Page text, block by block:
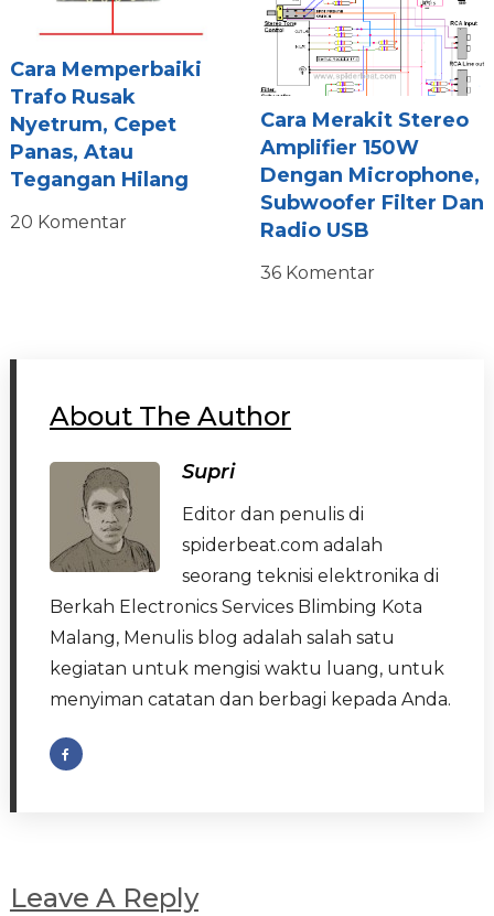
Cara Memperbaiki
Trafo Rusak
Nyetrum, Cepet
Panas, Atau
Tegangan Hilang
20 Komentar
Cara Merakit Stereo
Amplifier 150W
Dengan Microphone,
Subwoofer Filter Dan
Radio USB
36 Komentar
About The Author
Supri
Editor dan penulis di
spiderbeat.com adalah
seorang teknisi elektronika di
Berkah Electronics Services Blimbing Kota
Malang, Menulis blog adalah salah satu
kegiatan untuk mengisi waktu luang, untuk
menyiman catatan dan berbagi kepada Anda.
Leave A Reply